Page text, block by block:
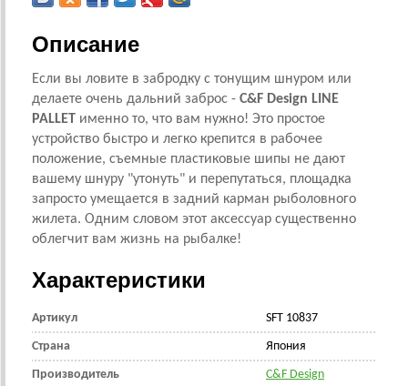
Описание
Если вы ловите в забродку с тонущим шнуром или
делаете очень дальний заброс - C&F Design LINE
PALLET именно то, что вам нужно! Это простое
устройство быстро и легко крепится в рабочее
положение, съемные пластиковые шипы не дают
вашему шнуру "утонуть" и перепутаться, площадка
запросто умещается в задний карман рыболовного
жилета. Одним словом этот аксессуар существенно
облегчит вам жизнь на рыбалке!
Характеристики
Артикул SFT 10837
Страна Япония
Производитель C&F Design